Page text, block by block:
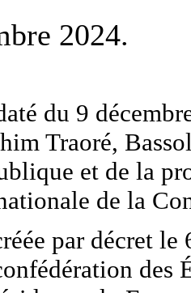
2024.
du 9
Traoré,
et de la
de la
par décret
des